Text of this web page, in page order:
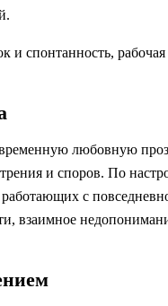
и спонтанность,
любовную
и споров. По
с
взаимное